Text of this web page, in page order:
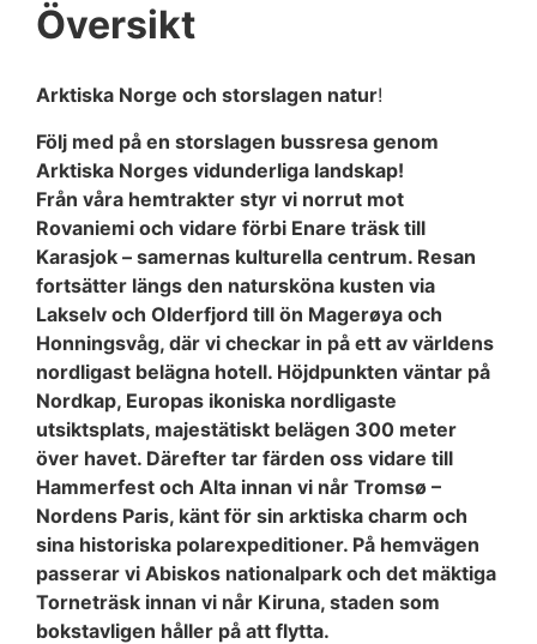
Översikt
Arktiska Norge och storslagen natur!
Följ med på en storslagen bussresa genom
Arktiska Norges vidunderliga landskap!
Från våra hemtrakter styr vi norrut mot
Rovaniemi och vidare förbi Enare träsk till
Karasjok – samernas kulturella centrum. Resan
fortsätter längs den natursköna kusten via
Lakselv och Olderfjord till ön Magerøya och
Honningsvåg, där vi checkar in på ett av världens
nordligast belägna hotell. Höjdpunkten väntar på
Nordkap, Europas ikoniska nordligaste
utsiktsplats, majestätiskt belägen 300 meter
över havet. Därefter tar färden oss vidare till
Hammerfest och Alta innan vi når Tromsø –
Nordens Paris, känt för sin arktiska charm och
sina historiska polar­expeditioner. På hemvägen
passerar vi Abiskos nationalpark och det mäktiga
Torneträsk innan vi når Kiruna, staden som
bokstavligen håller på att flytta.